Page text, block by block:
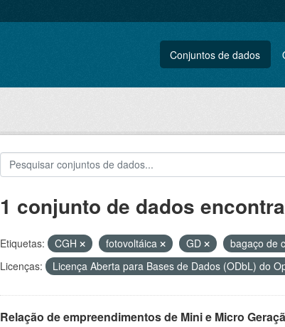
Conjuntos de dados
1 conjunto de dados
Etiquetas: CGH fotovoltáica GD
bagaço de
Licenças:
Licença Aberta para Bases de Dados (ODbL) do
Relação de empreendimentos de Mini e Micro